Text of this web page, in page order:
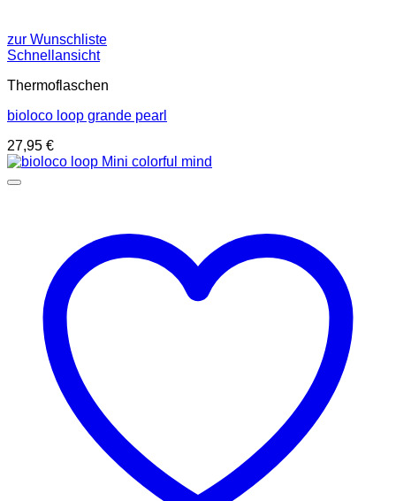
zur Wunschliste
Schnellansicht
Thermoflaschen
bioloco loop grande pearl
27,95 €